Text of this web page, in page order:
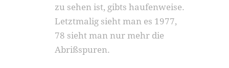
zu sehen ist, gibts haufenweise.
Letztmalig sieht man es 1977,
78 sieht man nur mehr die
Abrißspuren.